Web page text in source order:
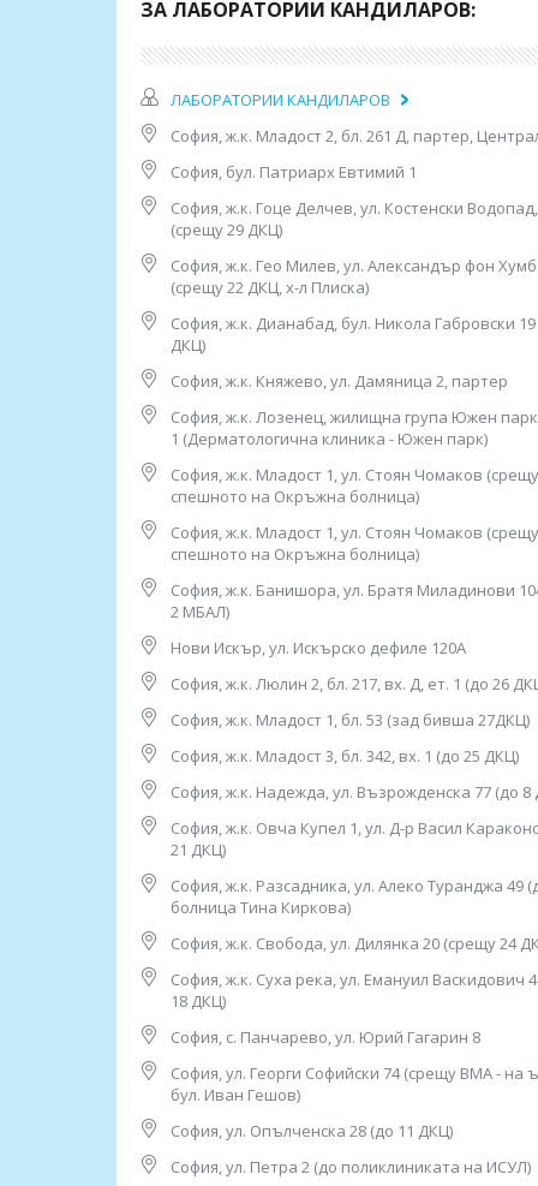
МЦ “Юмедис”, ет. 2 (до кино "Одеон")
Работно време:
3. София, ж.к. “Гоце Делчев”, ул. “Костенски
тел: 0884 011 499
Работно време: 08.00ч до 16.00ч /от
4. София, ж.к. "Гео Милев", ул. „Александър
(срещу 22 ДКЦ, х-л Плиска),
тел: 0886 55 38 95
Работно време:
08.00ч до 16.00ч /от понеделник до петък/
5. София, ж.к. "Княжево", ул. “Дамяница” 2,
тел: 0882 720 552
Работно време: 08.00ч до 16.00ч /от
6. София, ж.к. "Лозенец",
жилищна група "Южен Парк",
бл. 44, ет. 1 (в Дерматологична Клиника -
тел: 0882 115 120
Работно време:
09.00ч до 13.00ч /от понеделник до петък/
7. София, ж.к. "Младост" 1,
ул. "Стоян Чомаков“
(срещу входа на спешното на Окръжна
тел: 0882 244 828
Работно време:
07.30ч до 15.30ч /от понеделник до петък/
8. София, ж.к. “Банишора”, ул. “Братя
тел: 0882 861 675
Работно време: 08.00ч до 16.00ч /от
9. гр. Нови Искър, ул. "Искърско дефиле" 120А
(до 31 ДКЦ), тел: 0882 862 234
Работно време: 08.00ч до 16.00ч /от
10. София, ж.к. “Гоце Делчев”, ул. “Костенски
тел: 0884 011 499
Работно време: 08.00ч до 16.00ч /от
11. София, ж.к. “Люлин” 2, бл. 217, вх. Д, ет. 1
тел: 0886 550 774
Работно време: 08.00ч до 16.00ч /от
12. София, ж.к. “Младост” 1, бл. 53 (зад бивша
тел: 0884 649 340
Работно време:
ЗА ЛАБОРАТОРИИ КАНДИЛАРОВ:
ЛАБОРАТОРИИ КАНДИЛАРОВ
София, ж.к. Младост 2, бл. 261 Д, партер,
София, бул. Патриарх Евтимий 1
София, ж.к. Гоце Делчев, ул. Костенски
(срещу 29 ДКЦ)
София, ж.к. Гео Милев, ул. Александър фон
(срещу 22 ДКЦ, х-л Плиска)
София, ж.к. Дианабад, бул. Никола Габровски
ДКЦ)
София, ж.к. Княжево, ул. Дамяница 2, партер
София, ж.к. Лозенец, жилищна група Южен парк,
1 (Дерматологична клиника - Южен парк)
София, ж.к. Младост 1, ул. Стоян Чомаков
спешното на Окръжна болница)
София, ж.к. Младост 1, ул. Стоян Чомаков
спешното на Окръжна болница)
София, ж.к. Банишора, ул. Братя Миладинови
2 МБАЛ)
Нови Искър, ул. Искърско дефиле 120А
София, ж.к. Люлин 2, бл. 217, вх. Д, ет. 1 (до 26
София, ж.к. Младост 1, бл. 53 (зад бивша 27ДКЦ)
София, ж.к. Младост 3, бл. 342, вх. 1 (до 25 ДКЦ)
София, ж.к. Надежда, ул. Възрожденска 77 (до 8
София, ж.к. Овча Купел 1, ул. Д-р Васил
21 ДКЦ)
София, ж.к. Разсадника, ул. Алеко Туранджа 49
болница Тина Киркова)
София, ж.к. Свобода, ул. Дилянка 20 (срещу 24
София, ж.к. Суха река, ул. Емануил Васкидович
18 ДКЦ)
София, с. Панчарево, ул. Юрий Гагарин 8
София, ул. Георги Софийски 74 (срещу ВМА - на
бул. Иван Гешов)
София, ул. Опълченска 28 (до 11 ДКЦ)
София, ул. Петра 2 (до поликлиниката на ИСУЛ)